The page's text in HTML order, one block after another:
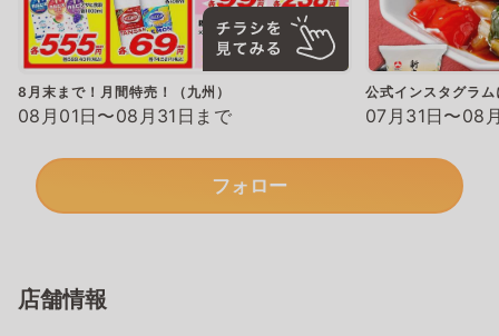
8月末まで！月間特売！（九州）
08月01日〜08月31日まで
公式インスタグラ
07月31日〜08
フォロー
店舗情報